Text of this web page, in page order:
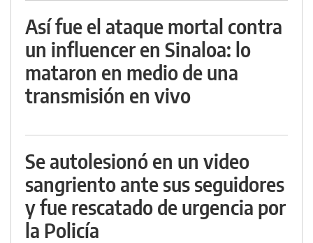
Así fue el ataque mortal contra
un influencer en Sinaloa: lo
mataron en medio de una
transmisión en vivo
Se autolesionó en un video
sangriento ante sus seguidores
y fue rescatado de urgencia por
la Policía